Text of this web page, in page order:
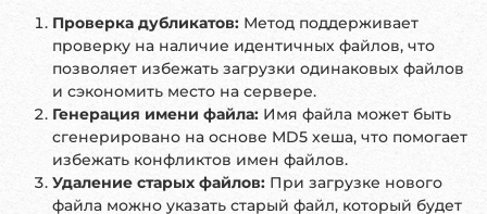
Проверка дубликатов: Метод поддерживает
проверку на наличие идентичных файлов, что
позволяет избежать загрузки одинаковых файлов
и сэкономить место на сервере.
Генерация имени файла: Имя файла может быть
сгенерировано на основе MD5 хеша, что помогает
избежать конфликтов имен файлов.
Удаление старых файлов: При загрузке нового
файла можно указать старый файл, который будет